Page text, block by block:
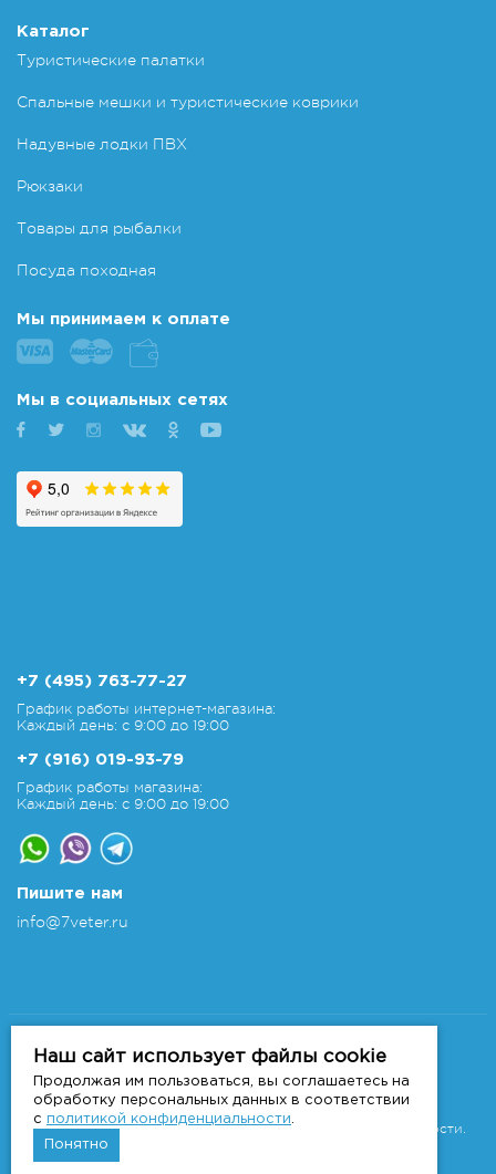
Каталог
Туристические палатки
Спальные мешки и туристические коврики
Надувные лодки ПВХ
Рюкзаки
Товары для рыбалки
Посуда походная
Мы принимаем к оплате
Мы в социальных сетях
+7 (495) 763-77-27
График работы интернет-магазина:
Каждый день: с 9:00 до 19:00
+7 (916) 019-93-79
График работы магазина:
Каждый день: с 9:00 до 19:00
Пишите нам
info@7veter.ru
Интернет-магазин "На Семи Ветрах". Все права
Информация не является публичной офертой, которая
определяется
положениями Статьи 437 ГК РФ.Политика конфиденциальности.
Наш сайт использует файлы cookie
Продолжая им пользоваться, вы соглашаетесь на
обработку персональных данных в соответствии
с политикой конфиденциальности
Понятно